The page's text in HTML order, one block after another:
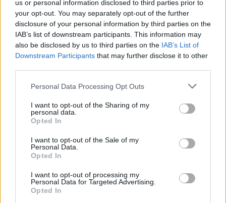
us or personal information disclosed to third parties prior to
your opt-out. You may separately opt-out of the further
disclosure of your personal information by third parties on the
IAB’s list of downstream participants. This information may
also be disclosed by us to third parties on the IAB’s List of
Downstream Participants that may further disclose it to other
Personal Data Processing Opt Outs
I want to opt-out of the Sharing of my
personal data.
Opted In
I want to opt-out of the Sale of my
Personal Data.
Opted In
I want to opt-out of processing my
Personal Data for Targeted Advertising.
Opted In
Országos
Kecskeméten is szakirányú továbbképzésekkel erősít a
Gál Ferenc Egyetem